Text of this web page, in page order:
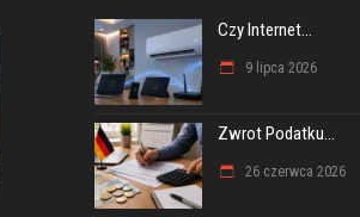
Czy Internet...
9 lipca 2026
Zwrot Podatku...
26 czerwca 2026